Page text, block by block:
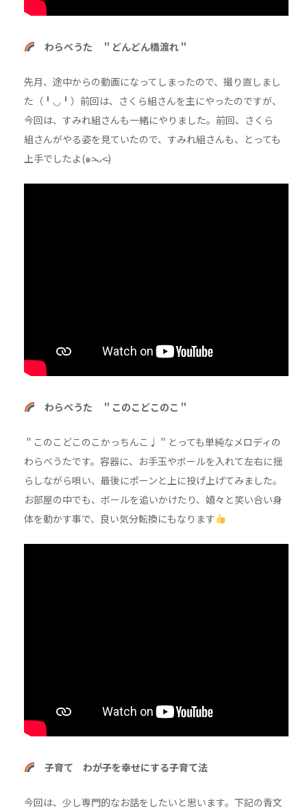
わらべうた ＂どんどん橋渡れ＂
先月、途中からの動画になってしまったので、撮り直しまし
た（╹◡╹）前回は、さくら組さんを主にやったのですが、
今回は、すみれ組さんも一緒にやりました。前回、さくら
組さんがやる姿を見ていたので、すみれ組さんも、とっても
上手でしたよ(๑˃̵ᴗ˂̵)
わらべうた ＂このこどこのこ＂
＂このこどこのこかっちんこ♩＂とっても単純なメロディの
わらべうたです。容器に、お手玉やボールを入れて左右に揺
らしながら唄い、最後にポーンと上に投げ上げてみました。
お部屋の中でも、ボールを追いかけたり、嬉々と笑い合い身
体を動かす事で、良い気分転換にもなります
子育て わが子を幸せにする子育て法
今回は、少し専門的なお話をしたいと思います。下記の青文